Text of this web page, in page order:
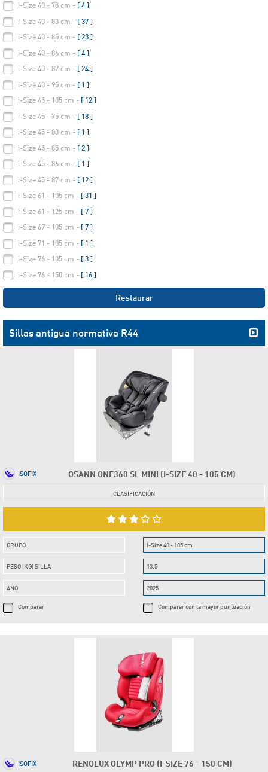
i-Size 40 - 78 cm - [ 4 ]
i-Size 40 - 83 cm - [ 37 ]
i-Size 40 - 85 cm - [ 23 ]
i-Size 40 - 86 cm - [ 4 ]
i-Size 40 - 87 cm - [ 24 ]
i-Size 40 - 95 cm - [ 1 ]
i-Size 45 - 105 cm - [ 12 ]
i-Size 45 - 75 cm - [ 18 ]
i-Size 45 - 83 cm - [ 1 ]
i-Size 45 - 85 cm - [ 2 ]
i-Size 45 - 86 cm - [ 1 ]
i-Size 45 - 87 cm - [ 12 ]
i-Size 61 - 105 cm - [ 31 ]
i-Size 61 - 125 cm - [ 7 ]
i-Size 67 - 105 cm - [ 7 ]
i-Size 71 - 105 cm - [ 1 ]
i-Size 76 - 105 cm - [ 3 ]
i-Size 76 - 150 cm - [ 16 ]
Restaurar
Sillas antigua normativa R44
OSANN ONE360 SL MINI (I-SIZE 40 - 105 CM)
ISOFIX
CLASIFICACIÓN
GRUPO
PESO (KG) SILLA
AÑO
Comparar
i-Size 40 - 105 cm
13.5
2025
Comparar con la mayor puntuación
RENOLUX OLYMP PRO (I-SIZE 76 - 150 CM)
ISOFIX